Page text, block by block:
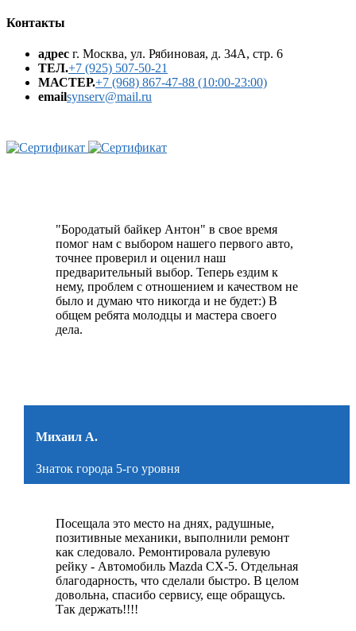
Контакты
адрес г. Москва, ул. Рябиновая, д. 34А, стр. 6
ТЕЛ.+7 (925) 507-50-21
МАСТЕР.+7 (968) 867-47-88 (10:00-23:00)
emailsynserv@mail.ru
"Бородатый байкер Антон" в свое время
помог нам с выбором нашего первого авто,
точнее проверил и оценил наш
предварительный выбор. Теперь ездим к
нему, проблем с отношением и качеством не
было и думаю что никогда и не будет:) В
общем ребята молодцы и мастера своего
дела.
Михаил А.
Знаток города 5-го уровня
Посещала это место на днях, радушные,
позитивные механики, выполнили ремонт
как следовало. Ремонтировала рулевую
рейку - Автомобиль Mazda CX-5. Отдельная
благодарность, что сделали быстро. В целом
довольна, спасибо сервису, еще обращусь.
Так держать!!!!